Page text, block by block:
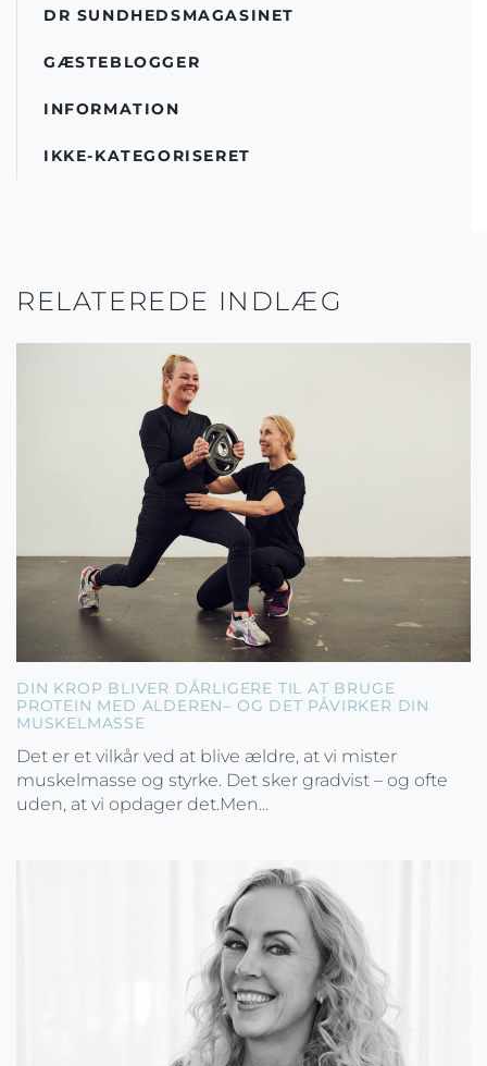
DR SUNDHEDSMAGASINET
GÆSTEBLOGGER
INFORMATION
IKKE-KATEGORISERET
RELATEREDE INDLÆG
DIN KROP BLIVER DÅRLIGERE TIL AT BRUGE
PROTEIN MED ALDEREN– OG DET PÅVIRKER DIN
MUSKELMASSE
Det er et vilkår ved at blive ældre, at vi mister
muskelmasse og styrke. Det sker gradvist – og ofte
uden, at vi opdager det.Men...